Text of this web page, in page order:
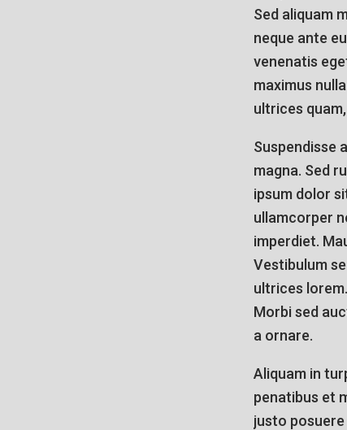
Sed aliquam
neque ante
venenatis
maximus
ultrices
Suspendisse
magna. Sed
ipsum dolor
ullamcorper
imperdiet.
Vestibulum
ultrices
Morbi sed
a ornare.
Aliquam in
penatibus et
justo posuere